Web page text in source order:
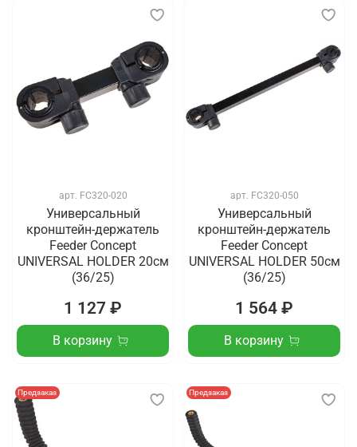
арт. FC320-020
Универсальный
кронштейн-держатель
Feeder Concept
UNIVERSAL HOLDER 20см
(36/25)
1 127 ₽
В корзину
арт. FC320-050
Универсальный
кронштейн-держатель
Feeder Concept
UNIVERSAL HOLDER 50см
(36/25)
1 564 ₽
В корзину
Предзаказ Предзаказ